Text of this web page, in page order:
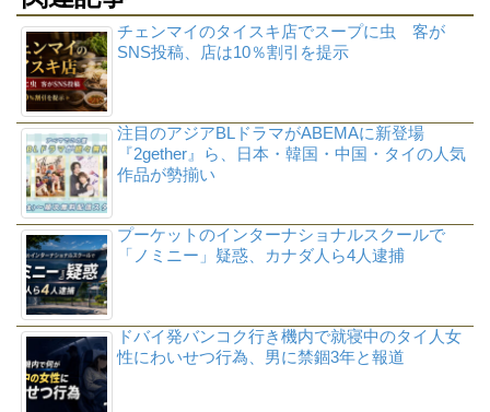
チェンマイのタイスキ店でスープに虫 客が
SNS投稿、店は10％割引を提示
注目のアジアBLドラマがABEMAに新登場
『2gether』ら、日本・韓国・中国・タイの人気
作品が勢揃い
プーケットのインターナショナルスクールで
「ノミニー」疑惑、カナダ人ら4人逮捕
ドバイ発バンコク行き機内で就寝中のタイ人女
性にわいせつ行為、男に禁錮3年と報道